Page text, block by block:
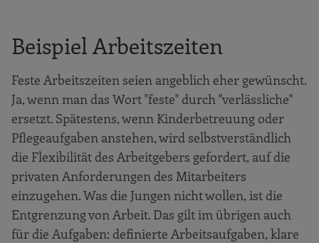
Beispiel Arbeitszeiten
Feste Arbeitszeiten seien angeblich eher gewünscht.
Ja, wenn man das Wort "feste" durch "verlässliche"
ersetzt. Spätestens, wenn Kinderbetreuung oder
Pflegeaufgaben anstehen, wird selbstverständlich
die Flexibilität des Arbeitgebers gefordert, auf die
privaten Anforderungen des Mitarbeiters
einzugehen. Was die Jungen nicht wollen, ist die
Entgrenzung von Arbeit. Das gilt im übrigen auch
für die Aufgaben: definierte Arbeitsaufgaben, klare